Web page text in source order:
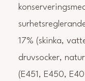
17% (skinka,
druvsocker,
(E451, E450,